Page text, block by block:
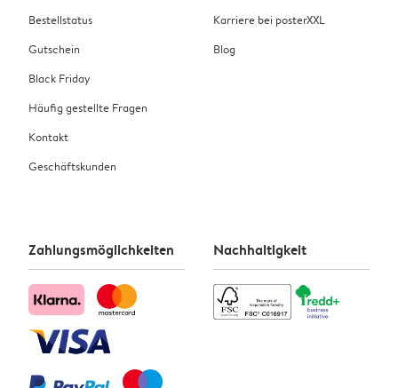
Bestellstatus
Gutschein
Black Friday
Häufig gestellte Fragen
Kontakt
Geschäftskunden
Karriere bei posterXXL
Blog
Zahlungsmöglichkeiten Nachhaltigkeit